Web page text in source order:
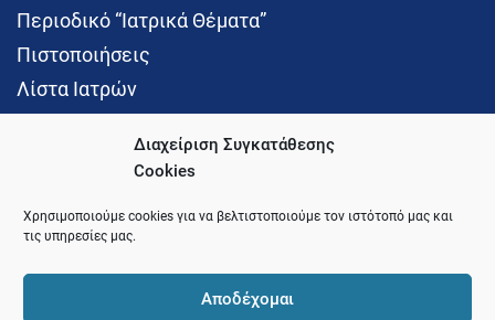
Διαχείριση Συγκατάθεσης
Cookies
Χρησιμοποιούμε cookies για να βελτιστοποιούμε τον ιστότοπό μας και
τις υπηρεσίες μας.
Αποδέχομαι
Περιοδικό “Ιατρικά Θέματα”
Πιστοποιήσεις
Λίστα Ιατρών
Social Media